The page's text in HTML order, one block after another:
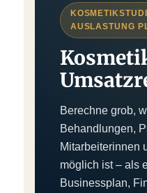
AUSLASTUNG
Berechne grob,
Behandlungen,
Mitarbeiterinnen
möglich ist – als
Businessplan,